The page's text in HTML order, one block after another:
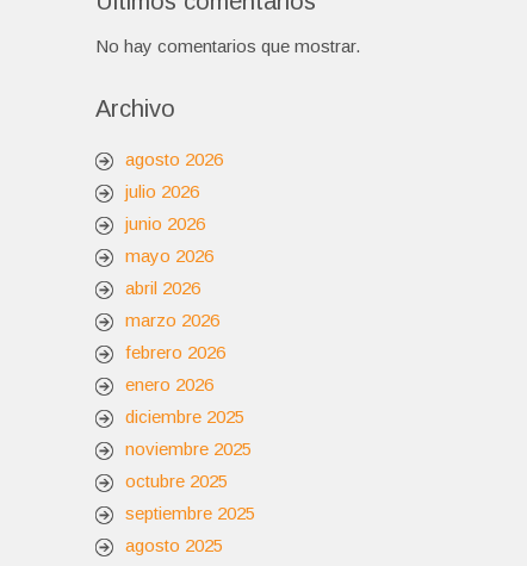
No hay comentarios que mostrar.
Archivo
agosto 2026
julio 2026
junio 2026
mayo 2026
abril 2026
marzo 2026
febrero 2026
enero 2026
diciembre 2025
noviembre 2025
octubre 2025
septiembre 2025
agosto 2025